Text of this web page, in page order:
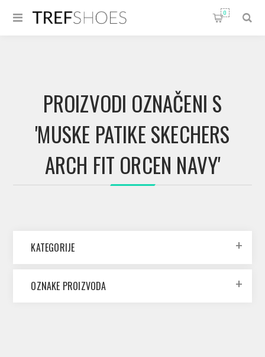
0
PROIZVODI OZNAČENI S
'MUSKE PATIKE SKECHERS
ARCH FIT ORCEN NAVY'
KATEGORIJE
OZNAKE PROIZVODA